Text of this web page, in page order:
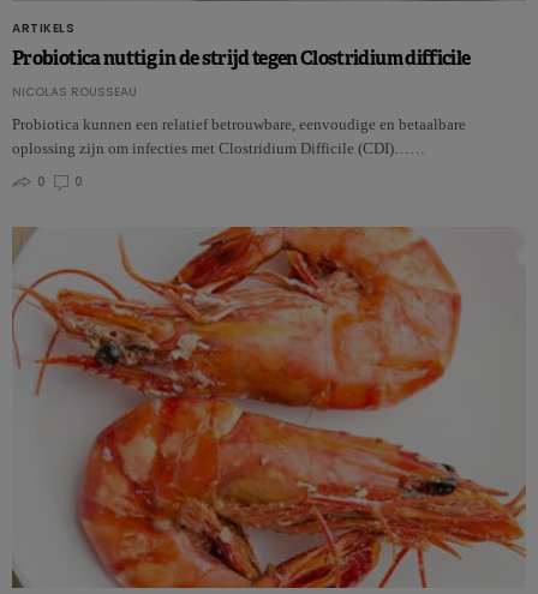
ARTIKELS
Probiotica nuttig in de strijd tegen Clostridium difficile
NICOLAS ROUSSEAU
Probiotica kunnen een relatief betrouwbare, eenvoudige en betaalbare
oplossing zijn om infecties met Clostridium Difficile (CDI)……
0
0